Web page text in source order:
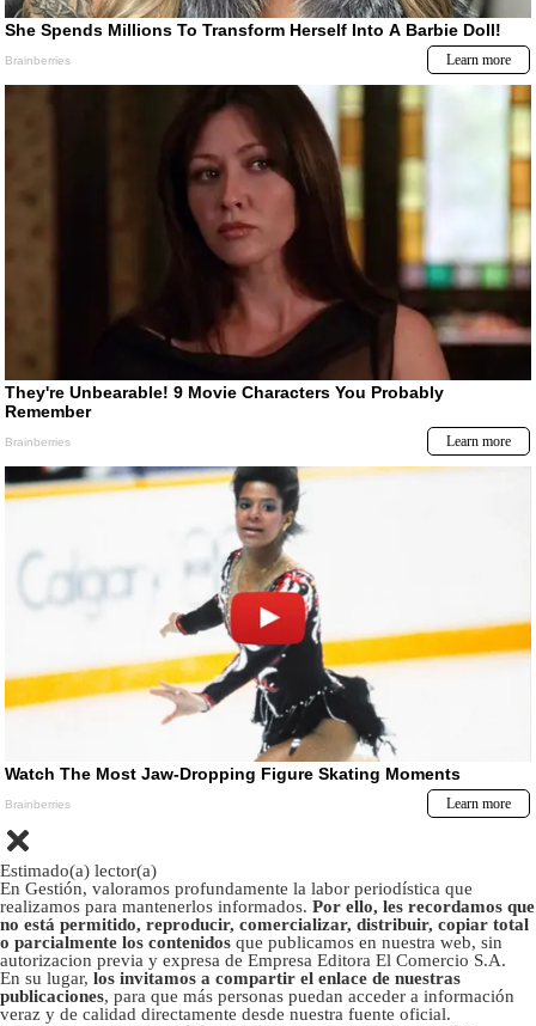
Estimado(a) lector(a)
En Gestión, valoramos profundamente la labor periodística que
realizamos para mantenerlos informados. Por ello, les recordamos que
no está permitido, reproducir, comercializar, distribuir, copiar total
o parcialmente los contenidos que publicamos en nuestra web, sin
autorizacion previa y expresa de Empresa Editora El Comercio S.A.
En su lugar, los invitamos a compartir el enlace de nuestras
publicaciones, para que más personas puedan acceder a información
veraz y de calidad directamente desde nuestra fuente oficial.